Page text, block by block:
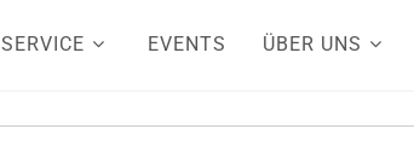
SERVICE EVENTS ÜBER UNS